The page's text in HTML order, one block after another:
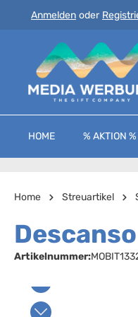
Hauptinhalt springen
Zur Suche springen
Zur Hauptnavigation
Anmelden oder
HOME % AKTION %
Home Streuartikel
Artikelnummer:
Bildergalerie überspringen